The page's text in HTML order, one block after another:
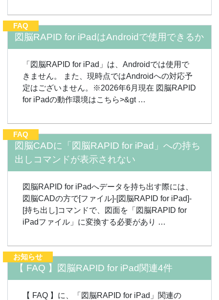
FAQ
図脳RAPID for iPadはAndroidで使用できるか
「図脳RAPID for iPad」は、Androidでは使用で
きません。 また、現時点ではAndroidへの対応予
定はございません。※2026年6月現在 図脳RAPID
for iPadの動作環境はこちら>&gt …
FAQ
図脳CADに「図脳RAPID for iPad」への持ち
出しコマンドが表示されない
図脳RAPID for iPadへデータを持ち出す際には、
図脳CADの方で[ファイル]-[図脳RAPID for iPad]-
[持ち出し]コマンドで、図面を「図脳RAPID for
iPadファイル」に変換する必要があり …
お知らせ
【 FAQ 】図脳RAPID for iPad関連4件
【 FAQ 】に、「図脳RAPID for iPad」関連の